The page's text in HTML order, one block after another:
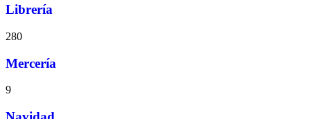
Librería
280
Mercería
9